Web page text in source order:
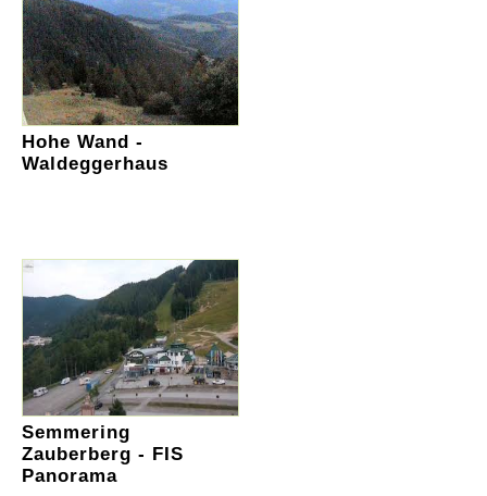
Hohe Wand -
Waldeggerhaus
Semmering
Zauberberg - FIS
Panorama